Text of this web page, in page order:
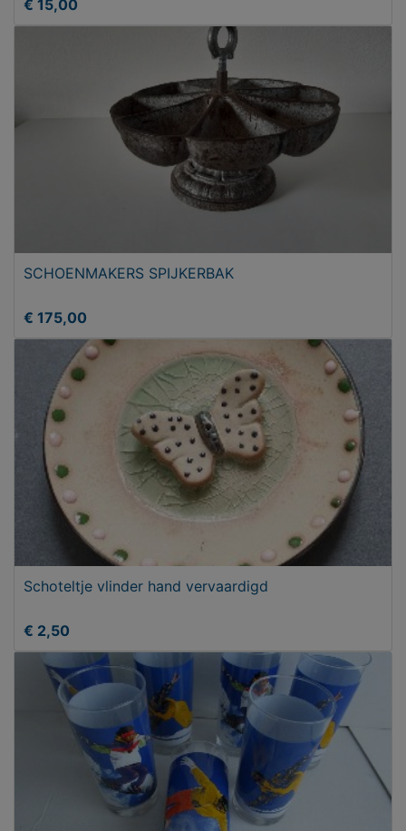
€ 15,00
SCHOENMAKERS SPIJKERBAK
€ 175,00
Schoteltje vlinder hand vervaardigd
€ 2,50